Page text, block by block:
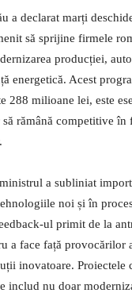
a declarat marți
să sprijine firmele
producției,
energetică. Acest
288 milioane lei, este
rămână competitive în
a subliniat
noi și în
ul primit de la
a face față provocărilor
inovatoare. Proiectele
includ nu doar